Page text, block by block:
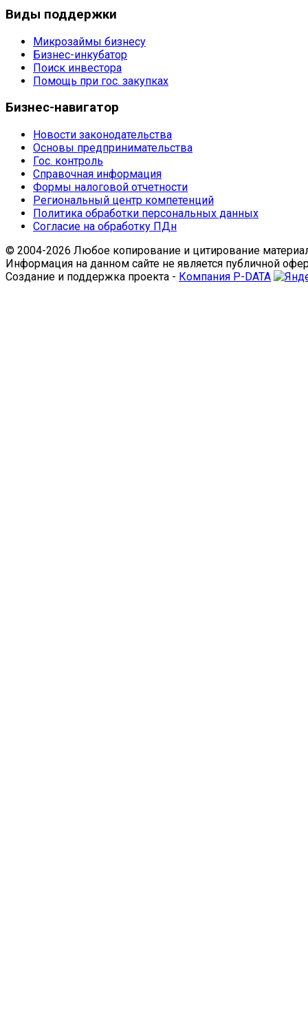
Виды поддержки
Микрозаймы бизнесу
Бизнес-инкубатор
Поиск инвестора
Помощь при гос. закупках
Бизнес-навигатор
Новости законодательства
Основы предпринимательства
Гос. контроль
Справочная информация
Формы налоговой отчетности
Региональный центр компетенций
Политика обработки персональных данных
Согласие на обработку ПДн
© 2004-2026 Любое копирование и цитирование
Информация на данном сайте не является публичной
Создание и поддержка проекта - Компания P-DATA